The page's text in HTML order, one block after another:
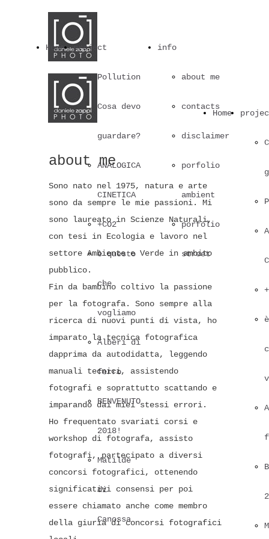
Home project
Pollution
Cosa devo
guardare?
ANALOGICA
CINETICA
+CO2
è questo
che
vogliamo
Alberi di
ferro
BENVENUTO
2018!
Matilde
di
Canossa
info
about me
contacts
disclaimer
porfolio
ambient
porfolio
street
Home
about me
Sono nato nel 1975, natura e arte
sono da sempre le mie passioni. Mi
sono laureato in Scienze Naturali,
con tesi in Ecologia e lavoro nel
settore Ambiente e Verde in ambito
pubblico.
Fin da bambino coltivo la passione
per la fotografa. Sono sempre alla
ricerca di nuovi punti di vista, ho
imparato la tecnica fotografica
dapprima da autodidatta, leggendo
manuali tecnici, assistendo
fotografi e soprattutto scattando e
imparando dai miei stessi errori.
Ho frequentato svariati corsi e
workshop di fotografa, assisto
fotografi, partecipato a diversi
concorsi fotografici, ottenendo
significativi consensi per poi
essere chiamato anche come membro
della giuria di concorsi fotografici